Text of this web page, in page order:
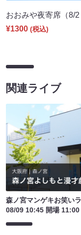
おおみや夜寄席（8/
¥1300 (税込)
関連ライブ
森ノ宮マンゲキお笑い
08/09 10:45 開場 11:00